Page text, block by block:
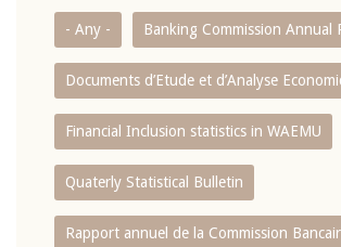
- Any - Banking Commission Annual
Documents d’Etude et d’Analyse
Financial Inclusion statistics in WAEMU
Quaterly Statistical Bulletin
Rapport annuel de la Commission